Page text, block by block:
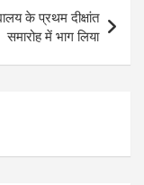
के प्रथम दीक्षांत
समारोह में भाग लिया